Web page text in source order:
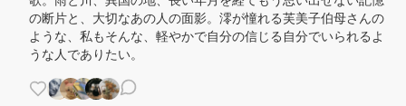
の断片と、大切なあの人の面影。澪が憧れる芙美子伯母さんの
ような、私もそんな、軽やかで自分の信じる自分でいられるよ
うな人でありたい。